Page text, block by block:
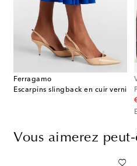
Ferragamo
Escarpins slingback en cuir verni
Vous aimerez